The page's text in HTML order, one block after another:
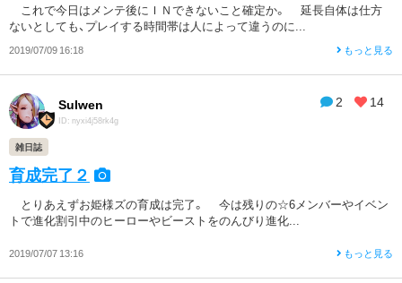
これで今日はメンテ後にＩＮできないこと確定か。 延長自体は仕方
ないとしても、プレイする時間帯は人によって違うのに...
2019/07/09 16:18 もっと見る
2 14
Sulwen
ID: nyxi4j58rk4g
雑日誌
育成完了２
とりあえずお姫様ズの育成は完了。 今は残りの☆6メンバーやイベン
トで進化割引中のヒーローやビーストをのんびり進化...
2019/07/07 13:16 もっと見る